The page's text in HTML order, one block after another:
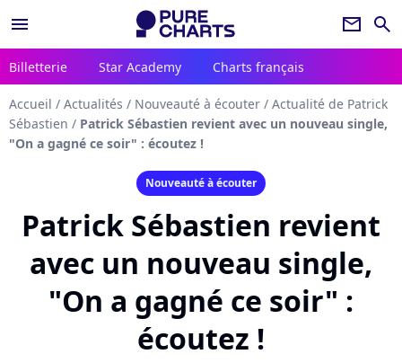
menu newsletter search
Billetterie Star Academy Charts français
Accueil / Actualités / Nouveauté à écouter / Actualité de Patrick
Sébastien / Patrick Sébastien revient avec un nouveau single,
"On a gagné ce soir" : écoutez !
Nouveauté à écouter
Patrick Sébastien revient
avec un nouveau single,
"On a gagné ce soir" :
écoutez !